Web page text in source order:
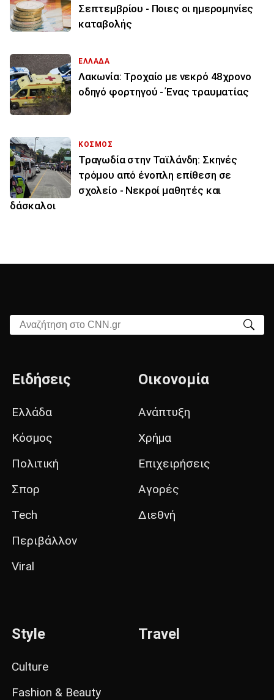
Σεπτεμβρίου - Ποιες οι ημερομηνίες
καταβολής
ΕΛΛΑΔΑ
Λακωνία: Τροχαίο με νεκρό 48χρονο
οδηγό φορτηγού - Ένας τραυματίας
ΚΟΣΜΟΣ
Τραγωδία στην Ταϊλάνδη: Σκηνές
τρόμου από ένοπλη επίθεση σε
σχολείο - Νεκροί μαθητές και
δάσκαλοι
Αναζήτηση στο CNN.gr
Ειδήσεις
Ελλάδα
Κόσμος
Πολιτική
Σπορ
Tech
Περιβάλλον
Viral
Οικονομία
Ανάπτυξη
Χρήμα
Επιχειρήσεις
Αγορές
Διεθνή
Style
Culture
Fashion & Beauty
Travel